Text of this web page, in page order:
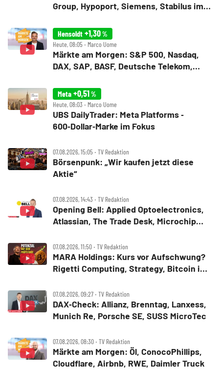
Group, Hypoport, Siemens, Stabilus im
Hensoldt +1,30%
Heute, 08:05 ‧ Marco Uome
Märkte am Morgen: S&P 500, Nasdaq,
DAX, SAP, BASF, Deutsche Telekom,
Meta +0,51%
Heute, 08:03 ‧ Marco Uome
UBS DailyTrader: Meta Platforms ‑
600‑Dollar‑Marke im Fokus
07.08.2026, 15:05 ‧ TV Redaktion
Börsenpunk: „Wir kaufen jetzt diese
Aktie“
07.08.2026, 14:43 ‧ TV Redaktion
Opening Bell: Applied Optoelectronics,
Atlassian, The Trade Desk, Microchip
Digital
07.08.2026, 11:50 ‧ TV Redaktion
MARA Holdings: Kurs vor Aufschwung?
Rigetti Computing, Strategy, Bitcoin in
07.08.2026, 09:27 ‧ TV Redaktion
DAX‑Check: Allianz, Brenntag, Lanxess,
Munich Re, Porsche SE, SUSS MicroTec
07.08.2026, 08:30 ‧ TV Redaktion
Märkte am Morgen: Öl, ConocoPhillips,
Cloudflare, Airbnb, RWE, Daimler Truck